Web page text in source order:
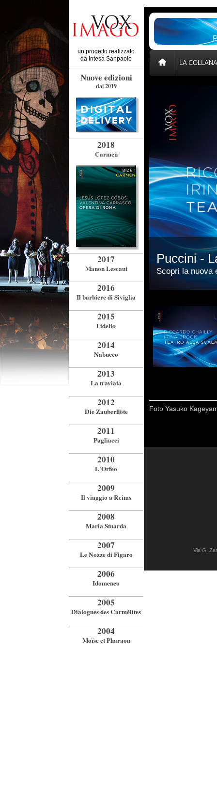
un progetto realizzato
da Intesa Sanpaolo
Nuove edizioni
dal 2019
2018
Carmen
2017
Manon Lescaut
2016
Il barbiere di Siviglia
2015
Fidelio
2014
Nabucco
2013
La traviata
2012
Die Zauberflöte
2011
Pagliacci
2010
L'Orfeo
2009
Il viaggio a Reims
2008
Maria Stuarda
2007
Le Nozze di Figaro
2006
Idomeneo
2005
Dialogues des Carmélites
2004
Moïse et Pharaon
LA COLLANA
Puccini -
Scopri la nuova
Foto Yasuko
Via G.